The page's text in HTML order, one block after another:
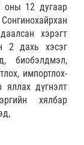
оны 12 дугаар
хэрэгт
2 дахь хэсэг
биобэлдмэл,
импортлох-
яллах дүгнэлт
хялбар